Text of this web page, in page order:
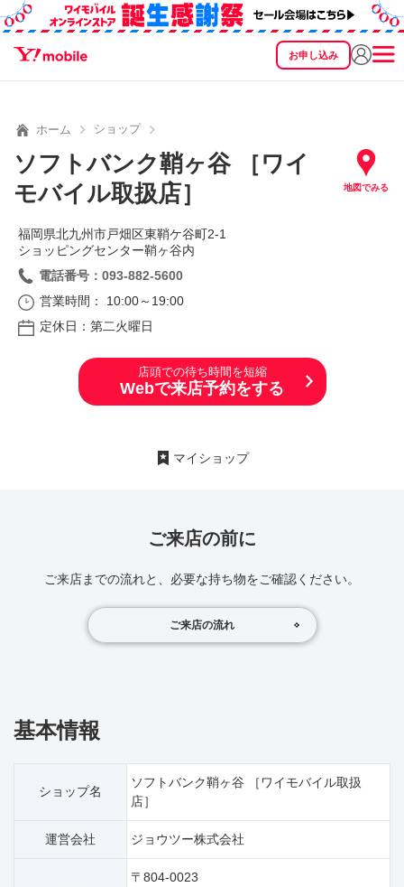
お申し込み
SEARCH
ホーム ショップ
ソフトバンク鞘ヶ谷 ［ワイ
モバイル取扱店］
地図でみる
福岡県北九州市戸畑区東鞘ケ谷町2‐1
ショッピングセンター鞘ヶ谷内
電話番号：093-882-5600
営業時間： 10:00～19:00
定休日：第二火曜日
店頭での待ち時間を短縮
Webで来店予約をする
マイショップ
ご来店の前に
ご来店までの流れと、必要な持ち物をご確認ください。
ご来店の流れ
基本情報
ショップ名
ソフトバンク鞘ヶ谷 ［ワイモバイル取扱
店］
運営会社 ジョウツー株式会社
〒804-0023